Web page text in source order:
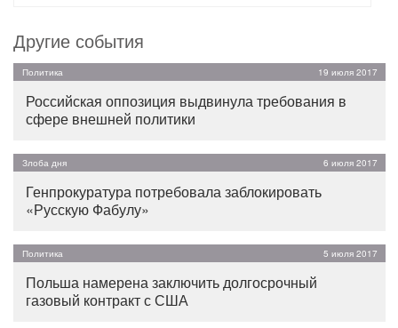
Другие события
Политика 19 июля 2017
Российская оппозиция выдвинула требования в
сфере внешней политики
Злоба дня 6 июля 2017
Генпрокуратура потребовала заблокировать
«Русскую Фабулу»
Политика 5 июля 2017
Польша намерена заключить долгосрочный
газовый контракт с США